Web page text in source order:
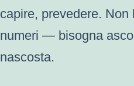
capire, prevedere. Non
numeri — bisogna
nascosta.